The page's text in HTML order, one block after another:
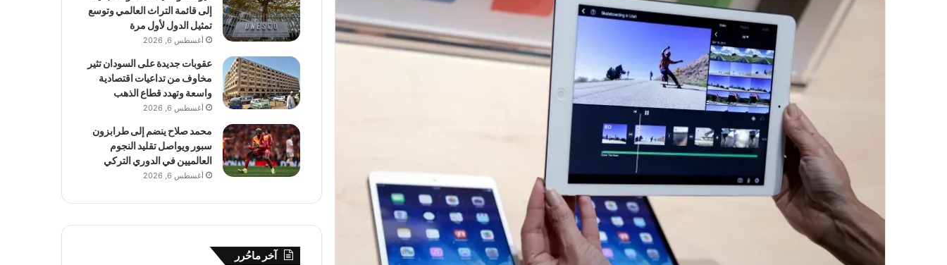
إلى قائمة التراث العالمي وتوسع
تمثيل الدول لأول مرة
أغسطس 6, 2026
عقوبات جديدة على السودان تثير
مخاوف من تداعيات اقتصادية
واسعة وتهدد قطاع الذهب
أغسطس 6, 2026
محمد صلاح ينضم إلى طرابزون
سبور ويواصل تقليد النجوم
العالميين في الدوري التركي
أغسطس 6, 2026
آخر ماحُرر